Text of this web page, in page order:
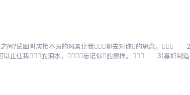
之间?试图叫应接不暇的风景让我褪去对你的思念。
以止住我的泪水，忘记你的摸样。 3)寡妇制造